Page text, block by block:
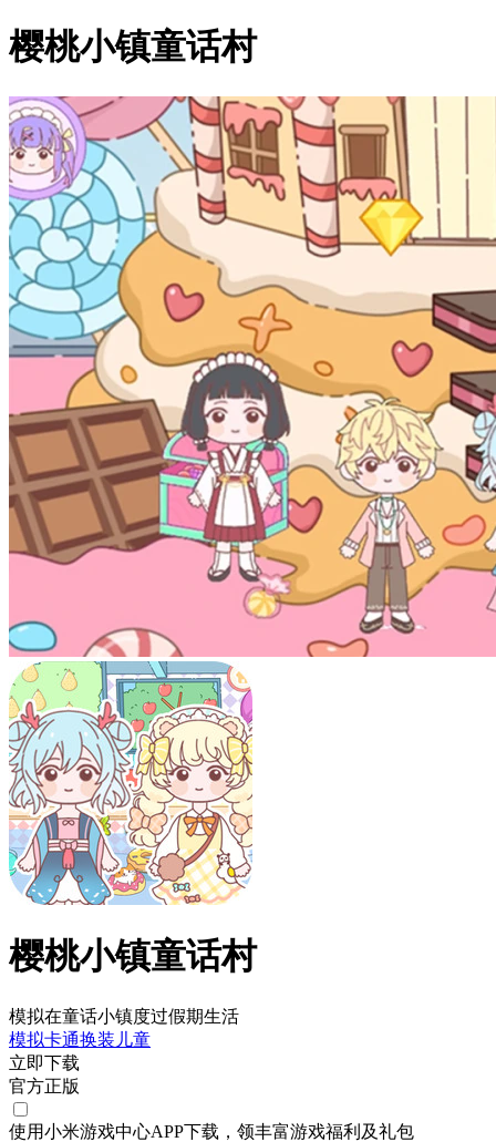
樱桃小镇童话村
樱桃小镇童话村
模拟在童话小镇度过假期生活
模拟卡通换装 儿童
立即下载
官方正版
使用小米游戏中心APP下载 ，领丰富游戏福利 及礼包